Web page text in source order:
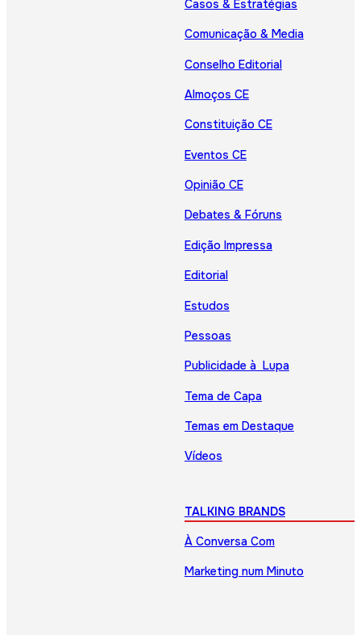
Casos & Estratégias
Comunicação & Media
Conselho Editorial
Almoços CE
Constituição CE
Eventos CE
Opinião CE
Debates & Fóruns
Edição Impressa
Editorial
Estudos
Pessoas
Publicidade à Lupa
Tema de Capa
Temas em Destaque
Vídeos
TALKING BRANDS
À Conversa Com
Marketing num Minuto